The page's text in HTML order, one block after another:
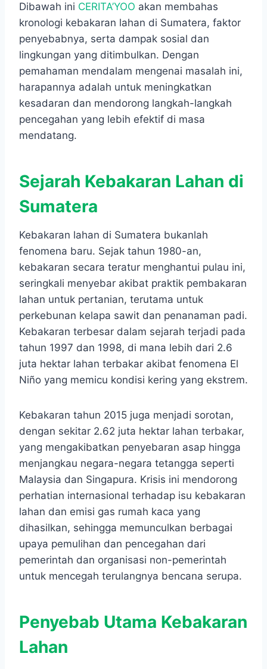
Dibawah ini CERITA’YOO akan membahas
kronologi kebakaran lahan di Sumatera, faktor
penyebabnya, serta dampak sosial dan
lingkungan yang ditimbulkan. Dengan
pemahaman mendalam mengenai masalah ini,
harapannya adalah untuk meningkatkan
kesadaran dan mendorong langkah-langkah
pencegahan yang lebih efektif di masa
mendatang.
Sejarah Kebakaran Lahan di
Sumatera
Kebakaran lahan di Sumatera bukanlah
fenomena baru. Sejak tahun 1980-an,
kebakaran secara teratur menghantui pulau ini,
seringkali menyebar akibat praktik pembakaran
lahan untuk pertanian, terutama untuk
perkebunan kelapa sawit dan penanaman padi.
Kebakaran terbesar dalam sejarah terjadi pada
tahun 1997 dan 1998, di mana lebih dari 2.6
juta hektar lahan terbakar akibat fenomena El
Niño yang memicu kondisi kering yang ekstrem.
Kebakaran tahun 2015 juga menjadi sorotan,
dengan sekitar 2.62 juta hektar lahan terbakar,
yang mengakibatkan penyebaran asap hingga
menjangkau negara-negara tetangga seperti
Malaysia dan Singapura. Krisis ini mendorong
perhatian internasional terhadap isu kebakaran
lahan dan emisi gas rumah kaca yang
dihasilkan, sehingga memunculkan berbagai
upaya pemulihan dan pencegahan dari
pemerintah dan organisasi non-pemerintah
untuk mencegah terulangnya bencana serupa.
Penyebab Utama Kebakaran
Lahan